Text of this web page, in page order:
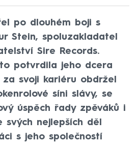
po dlouhém boji s
Stein, spoluzakladatel
Sire Records.
potvrdila jeho dcera
za svoji kariéru obdržel
síni slávy, se
úspěch řady zpěváků i
svých nejlepších děl
s jeho společností